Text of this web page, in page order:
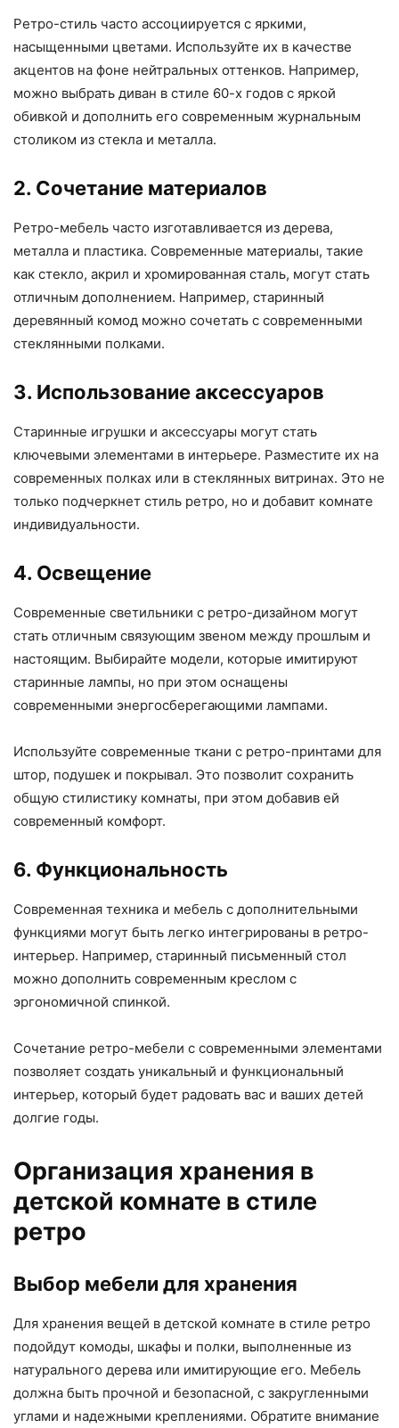
Ретро-стиль часто ассоциируется с яркими,
насыщенными цветами. Используйте их в качестве
акцентов на фоне нейтральных оттенков. Например,
можно выбрать диван в стиле 60-х годов с яркой
обивкой и дополнить его современным журнальным
столиком из стекла и металла.
2. Сочетание материалов
Ретро-мебель часто изготавливается из дерева,
металла и пластика. Современные материалы, такие
как стекло, акрил и хромированная сталь, могут стать
отличным дополнением. Например, старинный
деревянный комод можно сочетать с современными
стеклянными полками.
3. Использование аксессуаров
Старинные игрушки и аксессуары могут стать
ключевыми элементами в интерьере. Разместите их на
современных полках или в стеклянных витринах. Это не
только подчеркнет стиль ретро, но и добавит комнате
индивидуальности.
4. Освещение
Современные светильники с ретро-дизайном могут
стать отличным связующим звеном между прошлым и
настоящим. Выбирайте модели, которые имитируют
старинные лампы, но при этом оснащены
современными энергосберегающими лампами.
Используйте современные ткани с ретро-принтами для
штор, подушек и покрывал. Это позволит сохранить
общую стилистику комнаты, при этом добавив ей
современный комфорт.
6. Функциональность
Современная техника и мебель с дополнительными
функциями могут быть легко интегрированы в ретро-
интерьер. Например, старинный письменный стол
можно дополнить современным креслом с
эргономичной спинкой.
Сочетание ретро-мебели с современными элементами
позволяет создать уникальный и функциональный
интерьер, который будет радовать вас и ваших детей
долгие годы.
Организация хранения в
детской комнате в стиле
ретро
Выбор мебели для хранения
Для хранения вещей в детской комнате в стиле ретро
подойдут комоды, шкафы и полки, выполненные из
натурального дерева или имитирующие его. Мебель
должна быть прочной и безопасной, с закругленными
углами и надежными креплениями. Обратите внимание